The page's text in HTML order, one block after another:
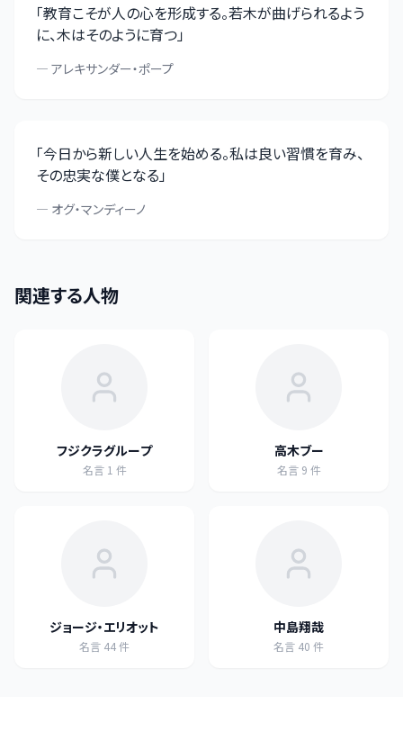
「教育こそが人の心を形成する。若木が曲げられるよう
に、木はそのように育つ」
— アレキサンダー・ポープ
「今日から新しい人生を始める。私は良い習慣を育み、
その忠実な僕となる」
— オグ・マンディーノ
関連する人物
フジクラグループ
名言 1 件
高木ブー
名言 9 件
ジョージ・エリオット
名言 44件
中島翔哉
名言 40 件